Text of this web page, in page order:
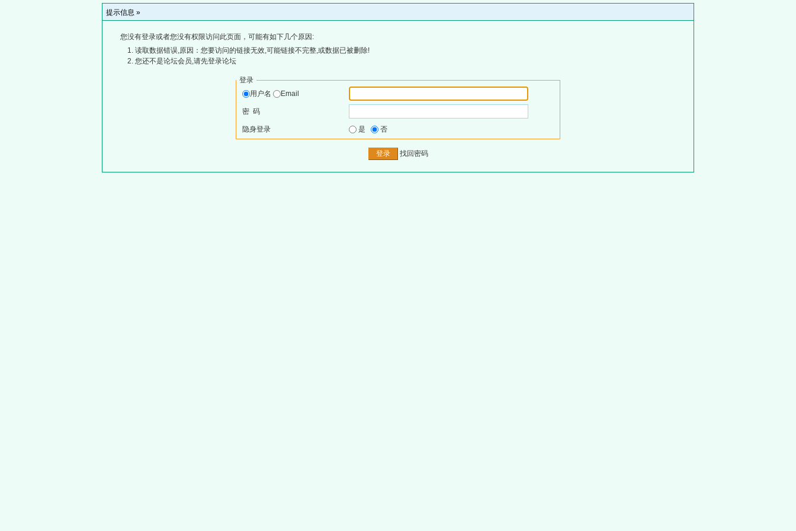
提示信息 »
您没有登录或者您没有权限访问此页面，可能有如下几个原因:
读取数据错误,原因：您要访问的链接无效,可能链接不完整,或数据已被删除!
您还不是论坛会员,请先登录论坛
登录
用户名
Email
密 码
隐身登录 是 否
找回密码